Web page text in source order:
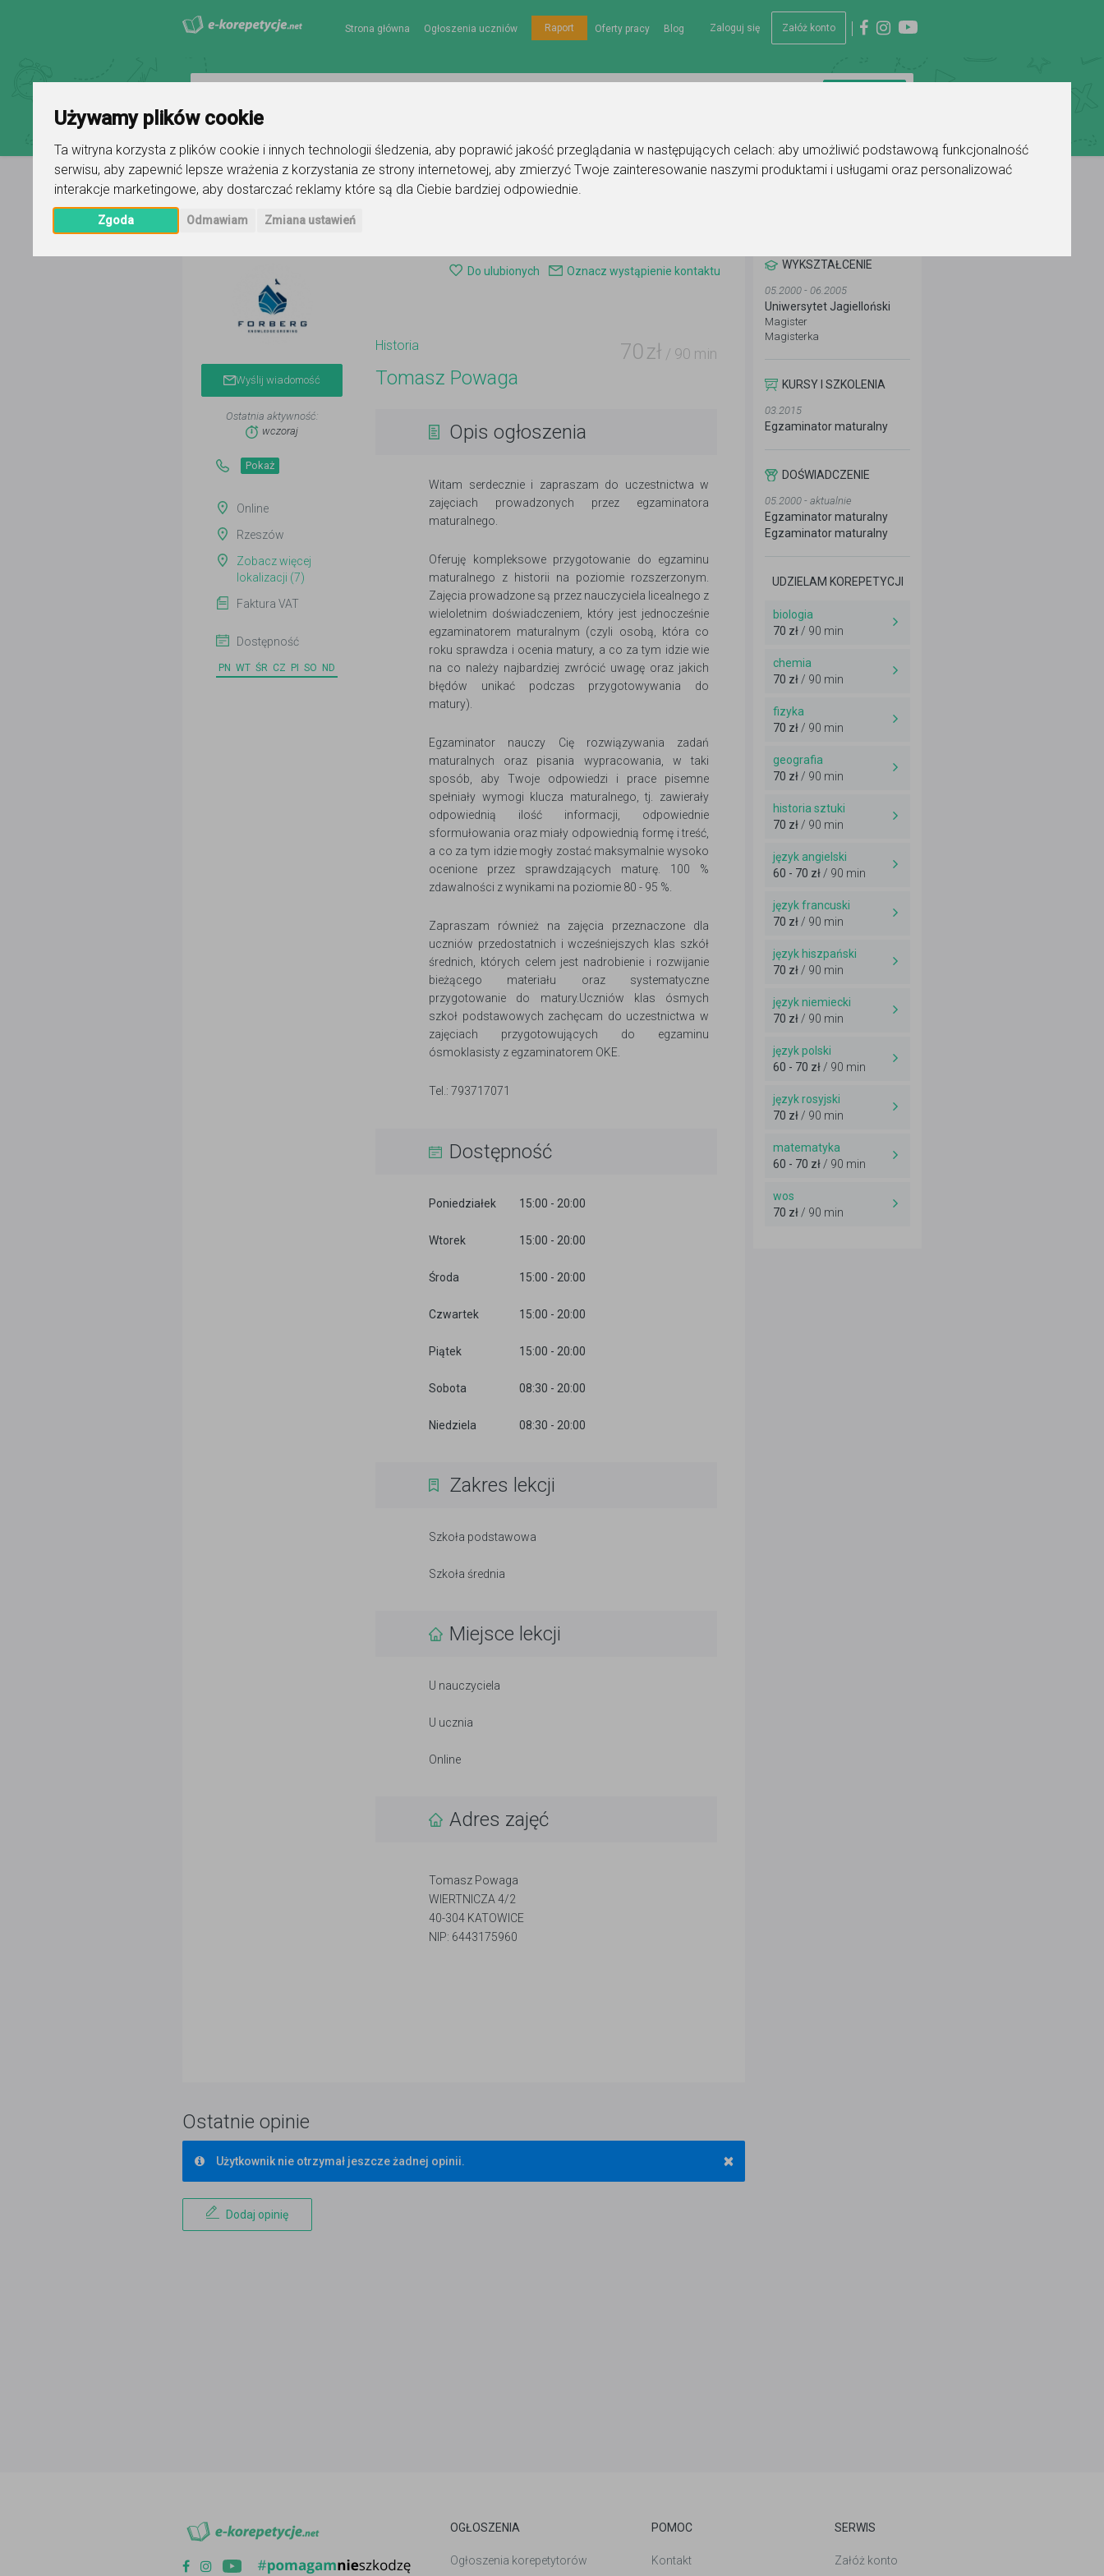
Używamy plików cookie
Ta witryna korzysta z plików cookie i innych technologii śledzenia, aby poprawić jakość przeglądania w następujących celach: aby umożliwić podstawową funkcjonalność
serwisu, aby zapewnić lepsze wrażenia z korzystania ze strony internetowej, aby zmierzyć Twoje zainteresowanie naszymi produktami i usługami oraz personalizować
interakcje marketingowe, aby dostarczać reklamy które są dla Ciebie bardziej odpowiednie.
Zgoda Odmawiam Zmiana ustawień
Zaloguj się Załóż konto
Strona główna Ogłoszenia uczniów Raport Oferty pracy Blog
Do ulubionych Oznacz wystąpienie kontaktu
Wyślij wiadomość
Ostatnia aktywność:
wczoraj
Pokaż
Online
Rzeszów
Zobacz więcej
lokalizacji (7)
Faktura VAT
Dostępność
PN WT ŚR CZ PI SO ND
Historia 70 zł / 90 min
Tomasz Powaga
Opis ogłoszenia
Witam serdecznie i zapraszam do uczestnictwa w
zajęciach prowadzonych przez egzaminatora
maturalnego.
Oferuję kompleksowe przygotowanie do egzaminu
maturalnego z historii na poziomie rozszerzonym.
Zajęcia prowadzone są przez nauczyciela licealnego z
wieloletnim doświadczeniem, który jest jednocześnie
egzaminatorem maturalnym (czyli osobą, która co
roku sprawdza i ocenia matury, a co za tym idzie wie
na co należy najbardziej zwrócić uwagę oraz jakich
błędów unikać podczas przygotowywania do
matury).
Egzaminator nauczy Cię rozwiązywania zadań
maturalnych oraz pisania wypracowania, w taki
sposób, aby Twoje odpowiedzi i prace pisemne
spełniały wymogi klucza maturalnego, tj. zawierały
odpowiednią ilość informacji, odpowiednie
sformułowania oraz miały odpowiednią formę i treść,
a co za tym idzie mogły zostać maksymalnie wysoko
ocenione przez sprawdzających maturę. 100 %
zdawalności z wynikami na poziomie 80 - 95 %.
Zapraszam również na zajęcia przeznaczone dla
uczniów przedostatnich i wcześniejszych klas szkół
średnich, których celem jest nadrobienie i rozwijanie
bieżącego materiału oraz systematyczne
przygotowanie do matury.Uczniów klas ósmych
szkoł podstawowych zachęcam do uczestnictwa w
zajęciach przygotowujących do egzaminu
ósmoklasisty z egzaminatorem OKE.
Tel.: 793717071
Dostępność
Poniedziałek 15:00 - 20:00
Wtorek 15:00 - 20:00
Środa 15:00 - 20:00
Czwartek 15:00 - 20:00
Piątek 15:00 - 20:00
Sobota 08:30 - 20:00
Niedziela 08:30 - 20:00
Zakres lekcji
Szkoła podstawowa
Szkoła średnia
Miejsce lekcji
U nauczyciela
U ucznia
Online
Adres zajęć
Tomasz Powaga
WIERTNICZA 4/2
40-304 KATOWICE
NIP: 6443175960
WYKSZTAŁCENIE
05.2000 - 06.2005
Uniwersytet Jagielloński
Magister
Magisterka
KURSY I SZKOLENIA
03.2015
Egzaminator maturalny
DOŚWIADCZENIE
05.2000 - aktualnie
Egzaminator maturalny
Egzaminator maturalny
UDZIELAM KOREPETYCJI
biologia
70 zł / 90 min
chemia
70 zł / 90 min
fizyka
70 zł / 90 min
geografia
70 zł / 90 min
historia sztuki
70 zł / 90 min
język angielski
60 - 70 zł / 90 min
język francuski
70 zł / 90 min
język hiszpański
70 zł / 90 min
język niemiecki
70 zł / 90 min
język polski
60 - 70 zł / 90 min
język rosyjski
70 zł / 90 min
matematyka
60 - 70 zł / 90 min
wos
70 zł / 90 min
Ostatnie opinie
×
Użytkownik nie otrzymał jeszcze żadnej opinii.
Dodaj opinię
OGŁOSZENIA
Ogłoszenia korepetytorów
POMOC
Kontakt
SERWIS
Załóż konto